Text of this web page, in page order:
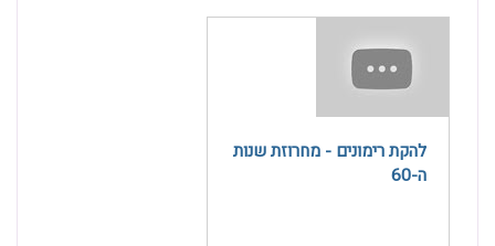
להקת רימונים - מחרוזת שנות
ה-60